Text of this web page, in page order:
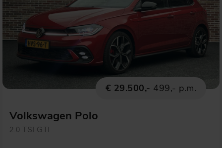
€ 29.500,- 499,- p.m.
Volkswagen Polo
2.0 TSI GTI